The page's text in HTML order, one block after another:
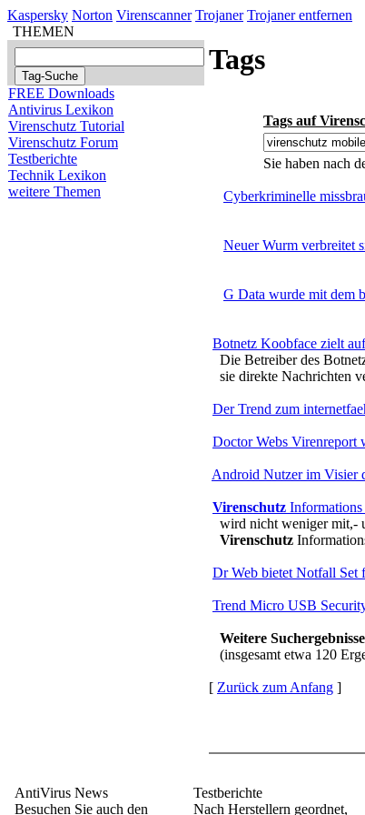
Kaspersky Norton Virenscanner Trojaner Trojaner entfernen
THEMEN
FREE Downloads
Antivirus Lexikon
Virenschutz Tutorial
Virenschutz Forum
Testberichte
Technik Lexikon
weitere Themen
Tags
Tags auf
Sie haben nach
Cyberkriminelle
Neuer Wurm verbreitet
G Data wurde mit dem
Botnetz Koobface zielt
Die Betreiber des
sie direkte Nachrichten
Der Trend zum
Doctor Webs Virenreport
Android Nutzer im Visier
Virenschutz Informations
wird nicht weniger mit,-
Virenschutz
Dr Web bietet Notfall Set
Trend Micro USB
Weitere
(insgesamt etwa 120
[ Zurück zum Anfang ]
AntiVirus News
Besuchen Sie auch den
Testberichte
Nach Herstellern geordnet,